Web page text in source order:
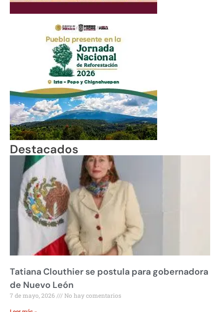
Destacados
Tatiana Clouthier se postula para gobernadora
de Nuevo León
7 de mayo, 2026 No hay comentarios